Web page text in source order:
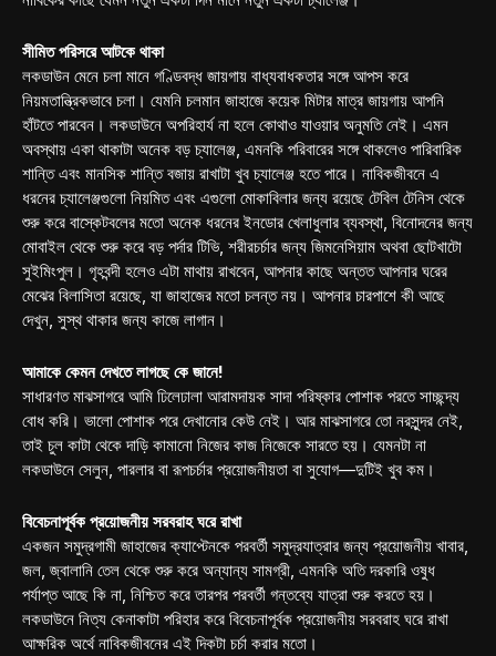
সীমিত পরিসরে আটকে থাকা
লকডাউন মেনে চলা মানে গণ্ডিবদ্ধ জায়গায় বাধ্যবাধকতার সঙ্গে আপস করে
নিয়মতান্ত্রিকভাবে চলা। যেমনি চলমান জাহাজে কয়েক মিটার মাত্র জায়গায় আপনি
হাঁটতে পারবেন। লকডাউনে অপরিহার্য না হলে কোথাও যাওয়ার অনুমতি নেই। এমন
অবস্থায় একা থাকাটা অনেক বড় চ্যালেঞ্জ, এমনকি পরিবারের সঙ্গে থাকলেও পারিবারিক
শান্তি এবং মানসিক শান্তি বজায় রাখাটা খুব চ্যালেঞ্জ হতে পারে। নাবিকজীবনে এ
ধরনের চ্যালেঞ্জগুলো নিয়মিত এবং এগুলো মোকাবিলার জন্য রয়েছে টেবিল টেনিস থেকে
শুরু করে বাস্কেটবলের মতো অনেক ধরনের ইনডোর খেলাধুলার ব্যবস্থা, বিনোদনের জন্য
মোবাইল থেকে শুরু করে বড় পর্দার টিভি, শরীরচর্চার জন্য জিমনেসিয়াম অথবা ছোটখাটো
সুইমিংপুল। গৃহবন্দী হলেও এটা মাথায় রাখবেন, আপনার কাছে অন্তত আপনার ঘরের
মেঝের বিলাসিতা রয়েছে, যা জাহাজের মতো চলন্ত নয়। আপনার চারপাশে কী আছে
দেখুন, সুস্থ থাকার জন্য কাজে লাগান।
আমাকে কেমন দেখতে লাগছে কে জানে!
সাধারণত মাঝসাগরে আমি ঢিলেঢালা আরামদায়ক সাদা পরিষ্কার পোশাক পরতে সাচ্ছন্দ্য
বোধ করি। ভালো পোশাক পরে দেখানোর কেউ নেই। আর মাঝসাগরে তো নরসুন্দর নেই,
তাই চুল কাটা থেকে দাড়ি কামানো নিজের কাজ নিজেকে সারতে হয়। যেমনটা না
লকডাউনে সেলুন, পারলার বা রূপচর্চার প্রয়োজনীয়তা বা সুযোগ—দুটিই খুব কম।
বিবেচনাপূর্বক প্রয়োজনীয় সরবরাহ ঘরে রাখা
একজন সমুদ্রগামী জাহাজের ক্যাপ্টেনকে পরবর্তী সমুদ্রযাত্রার জন্য প্রয়োজনীয় খাবার,
জল, জ্বালানি তেল থেকে শুরু করে অন্যান্য সামগ্রী, এমনকি অতি দরকারি ওষুধ
পর্যাপ্ত আছে কি না, নিশ্চিত করে তারপর পরবর্তী গন্তব্যে যাত্রা শুরু করতে হয়।
লকডাউনে নিত্য কেনাকাটা পরিহার করে বিবেচনাপূর্বক প্রয়োজনীয় সরবরাহ ঘরে রাখা
আক্ষরিক অর্থে নাবিকজীবনের এই দিকটা চর্চা করার মতো।